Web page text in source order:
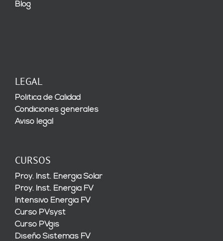
Blog
LEGAL
Política de Calidad
Condiciones generales
Aviso legal
CURSOS
Proy. Inst. Energía Solar
Proy. Inst. Energía FV
Intensivo Energía FV
Curso PVsyst
Curso PVgis
Diseño Sistemas FV